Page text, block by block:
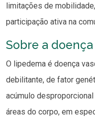
limitações de
participação ativa na
Sobre a doença
O lipedema é doença
debilitante, de fator
acúmulo
áreas do corpo, em